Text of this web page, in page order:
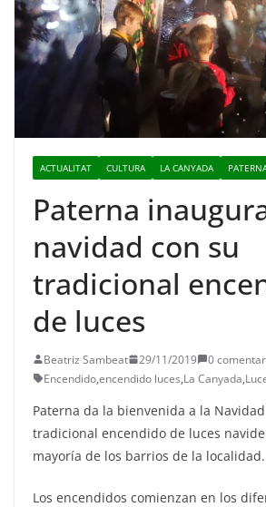
ACTUALITAT CULTURA LA CANYADA
Paterna
navidad con su
tradicional
de luces
Beatriz Sambeat 29/11/2019
0
Encendido,encendido luces,La Canyada,
Paterna da la bienvenida a la
tradicional encendido de luces
mayoría de los barrios de la localidad.
Los encendidos comienzan en los